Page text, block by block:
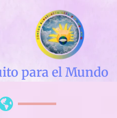
para el Mundo